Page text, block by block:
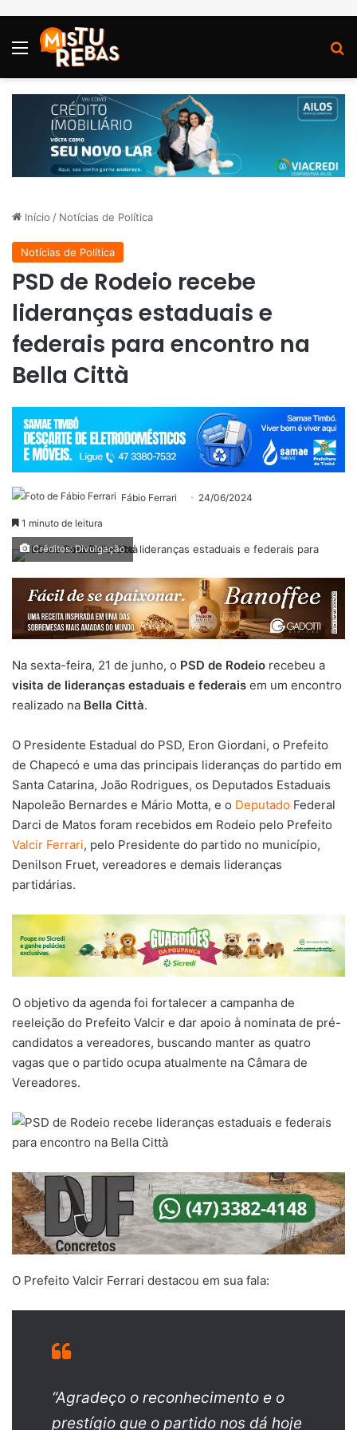
Menu
Início / Notícias de Política
Notícias de Política
PSD de Rodeio recebe
lideranças estaduais e
federais para encontro na
Bella Città
Fábio Ferrari 24/06/2024
1 minuto de leitura
Créditos: Divulgação
Na sexta-feira, 21 de junho, o PSD de Rodeio recebeu a
visita de lideranças estaduais e federais em um encontro
realizado na Bella Città.
O Presidente Estadual do PSD, Eron Giordani, o Prefeito
de Chapecó e uma das principais lideranças do partido em
Santa Catarina, João Rodrigues, os Deputados Estaduais
Napoleão Bernardes e Mário Motta, e o Deputado Federal
Darci de Matos foram recebidos em Rodeio pelo Prefeito
Valcir Ferrari, pelo Presidente do partido no município,
Denilson Fruet, vereadores e demais lideranças
partidárias.
O objetivo da agenda foi fortalecer a campanha de
reeleição do Prefeito Valcir e dar apoio à nominata de pré-
candidatos a vereadores, buscando manter as quatro
vagas que o partido ocupa atualmente na Câmara de
Vereadores.
O Prefeito Valcir Ferrari destacou em sua fala:
“Agradeço o reconhecimento e o
prestígio que o partido nos dá hoje